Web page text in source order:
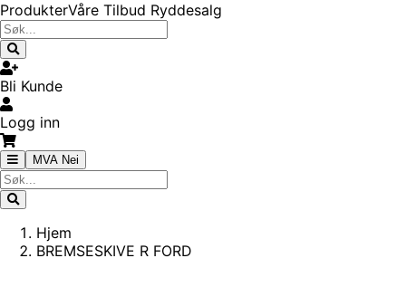
ProdukterVåre Tilbud Ryddesalg
Bli Kunde
Logg inn
MVA Nei
Hjem
BREMSESKIVE R FORD